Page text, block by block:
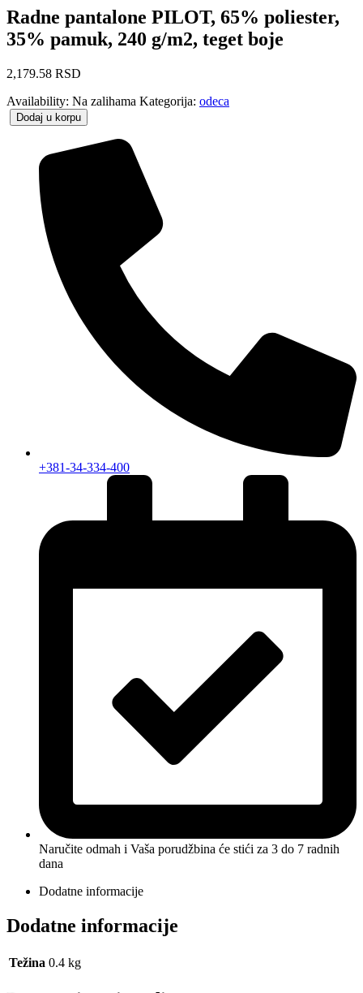
Radne pantalone PILOT, 65% poliester,
35% pamuk, 240 g/m2, teget boje
2,179.58 RSD
Availability: Na zalihama Kategorija: odeca
Dodaj u korpu
+381-34-334-400
Naručite odmah i Vaša porudžbina će stići za 3 do 7 radnih
dana
Dodatne informacije
Dodatne informacije
Težina 0.4 kg